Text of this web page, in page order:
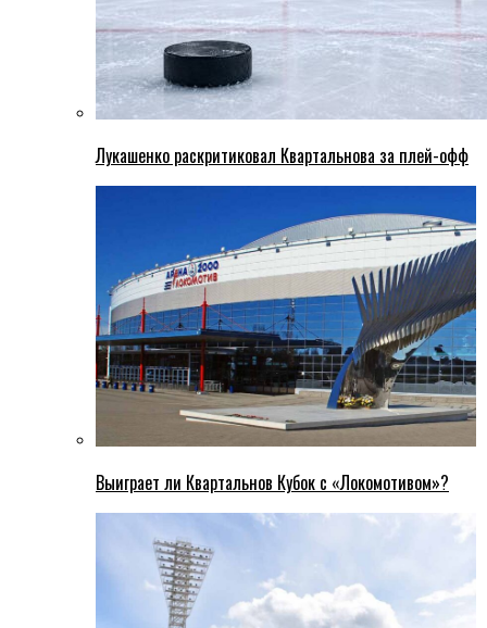
Лукашенко раскритиковал Квартальнова за плей-офф
Выиграет ли Квартальнов Кубок с «Локомотивом»?